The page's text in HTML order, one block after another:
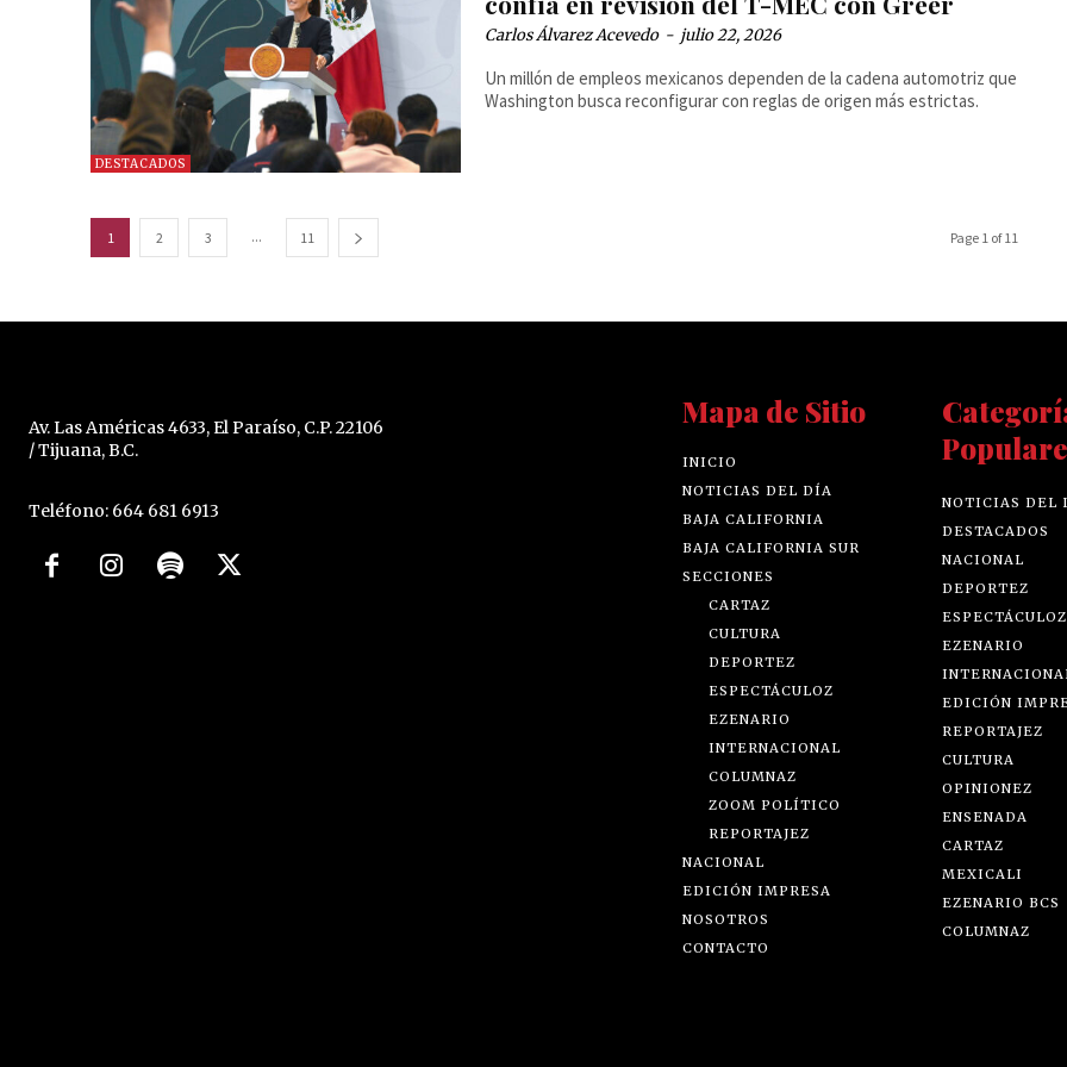
DESTACADOS
Carlos Álvarez Acevedo - julio 22, 2026
Un millón de empleos mexicanos dependen de la cadena automotriz que
Washington busca reconfigurar con reglas de origen más estrictas.
1 2 3 ... 11 Page 1 of 11
Av. Las Américas 4633, El Paraíso, C.P. 22106
/ Tijuana, B.C.
Teléfono: 664 681 6913
Mapa de Sitio
INICIO
NOTICIAS DEL DÍA
BAJA CALIFORNIA
BAJA CALIFORNIA SUR
SECCIONES
CARTAZ
CULTURA
DEPORTEZ
ESPECTÁCULOZ
EZENARIO
INTERNACIONAL
COLUMNAZ
ZOOM POLÍTICO
REPORTAJEZ
NACIONAL
EDICIÓN IMPRESA
NOSOTROS
CONTACTO
NOTICIAS DEL
DESTACADOS
NACIONAL
DEPORTEZ
ESPECTÁCULOZ
EZENARIO
EDICIÓN
REPORTAJEZ
CULTURA
OPINIONEZ
ENSENADA
CARTAZ
MEXICALI
EZENARIO BCS
COLUMNAZ